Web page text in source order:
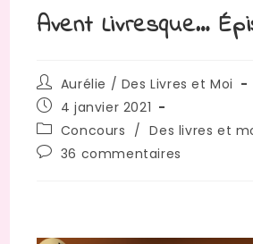
Avent Livresque…
Auteur/autrice
de
la
publication :
Aurélie / Des Livres et Moi
Publication
publiée :
4 janvier 2021
Post
category:
Concours / Des livres et
Commentaires
36 commentaires